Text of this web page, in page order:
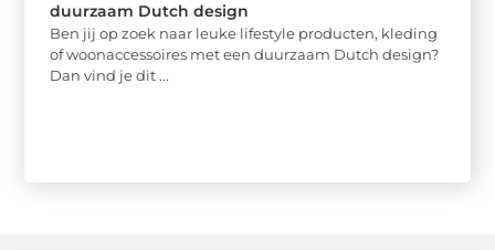
duurzaam Dutch design
Ben jij op zoek naar leuke lifestyle producten, kleding
of woonaccessoires met een duurzaam Dutch design?
Dan vind je dit ...